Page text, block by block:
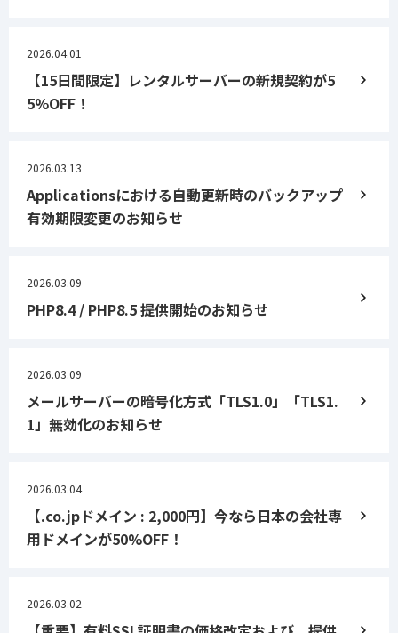
2026.04.01
【15日間限定】レンタルサーバーの新規契約が5
5%OFF！
2026.03.13
Applicationsにおける自動更新時のバックアップ
有効期限変更のお知らせ
2026.03.09
PHP8.4 / PHP8.5 提供開始のお知らせ
2026.03.09
メールサーバーの暗号化方式「TLS1.0」「TLS1.
1」無効化のお知らせ
2026.03.04
【.co.jpドメイン : 2,000円】今なら日本の会社専
用ドメインが50%OFF！
2026.03.02